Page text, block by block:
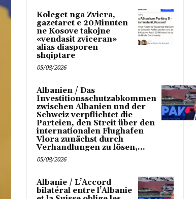
Koleget nga Zvicra,
gazetaret e 20Minuten
ne Kosove takojne
«vendasit zviceran»
alias diasporen
shqiptare
05/08/2026
Albanien / Das
Investitionsschutzabkommen
zwischen Albanien und der
Schweiz verpflichtet die
Parteien, den Streit über den
internationalen Flughafen
Vlora zunächst durch
Verhandlungen zu lösen,...
05/08/2026
Albanie / L’Accord
bilatéral entre l’Albanie